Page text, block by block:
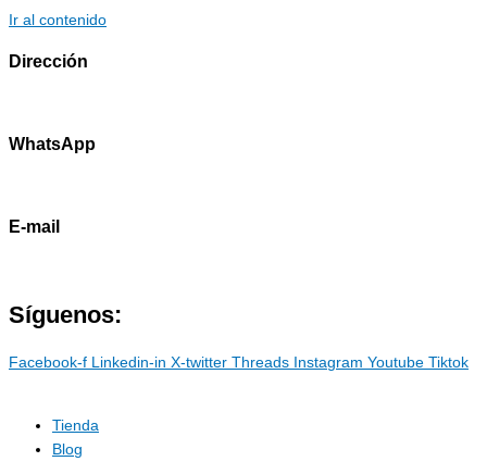
Ir al contenido
Dirección
WhatsApp
E-mail
Síguenos:
Facebook-f Linkedin-in X-twitter Threads Instagram Youtube Tiktok
Tienda
Blog